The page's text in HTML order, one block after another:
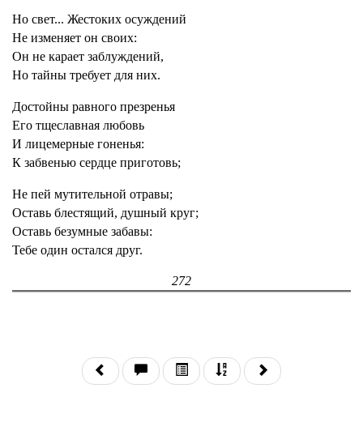
Но свет... Жестоких осуждений
Не изменяет он своих:
Он не карает заблуждений,
Но тайны требует для них.
Достойны равного презренья
Его тщеславная любовь
И лицемерные гоненья:
К забвенью сердце приготовь;
Не пей мутительной отравы;
Оставь блестящий, душный круг;
Оставь безумные забавы:
Тебе один остался друг.
272